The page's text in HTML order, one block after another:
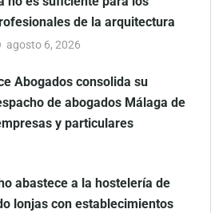
de la arquitectura
agosto 6, 2026
Abogados consolida su
de abogados Málaga de
y particulares
abastece a la hostelería de
lonjas con establecimientos